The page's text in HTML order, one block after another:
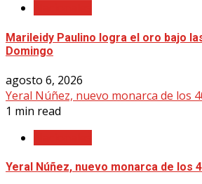
Marileidy Paulino logra el oro bajo
Domingo
agosto 6, 2026
Yeral Núñez, nuevo monarca de los
1 min read
Yeral Núñez, nuevo monarca de los